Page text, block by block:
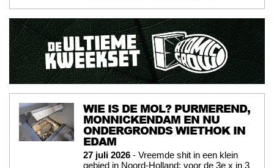
WIE IS DE MOL? PURMEREND,
MONNICKENDAM EN NU
ONDERGRONDS WIETHOK IN
EDAM
27 juli 2026 - Vreemde shit in een klein
gebied in Noord-Holland: voor de 3e x in 3